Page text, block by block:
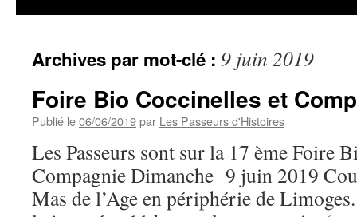
Archives par mot-clé : 9 juin 2019
Foire Bio Coccinelles et
Publié le06/06/2019par Les Passeurs d'Histoires
Les Passeurs sont sur la 17 ème Foire
Compagnie Dimanche 9 juin 2019
Mas de l’Age en périphérie de